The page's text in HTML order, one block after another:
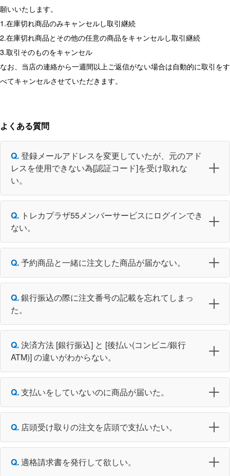
願いいたします。
1.在庫切れ商品のみキャンセルし取引継続
2.在庫切れ商品とその他の任意の商品をキャンセルし取引継続
3.取引そのものをキャンセル
なお、当店の連絡から一週間以上ご返信がない場合は自動的に取引をす
べてキャンセルさせていただきます。
よくある質問
登録メールアドレスを変更していたが、元のアド
レスを使用できない為[認証コード]を受け取れな
い。
トレカプラザ55メンバーサービスにログインでき
ない。
予約商品と一緒に注文した商品が届かない。
銀行振込の際に注文番号の記載を忘れてしまっ
た。
決済方法 [銀行振込] と [後払い(コンビニ/銀行
ATM)] の違いがわからない。
支払いをしていないのに商品が届いた。
店頭受け取りの注文を店頭で支払いたい。
適格請求書を発行して欲しい。